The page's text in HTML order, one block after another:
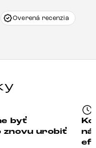
pristúpili
produkty Delife
Overená recenzia
byť
znovu urobiť